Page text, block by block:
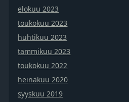
elokuu 2023
toukokuu 2023
huhtikuu 2023
tammikuu 2023
toukokuu 2022
heinäkuu 2020
syyskuu 2019